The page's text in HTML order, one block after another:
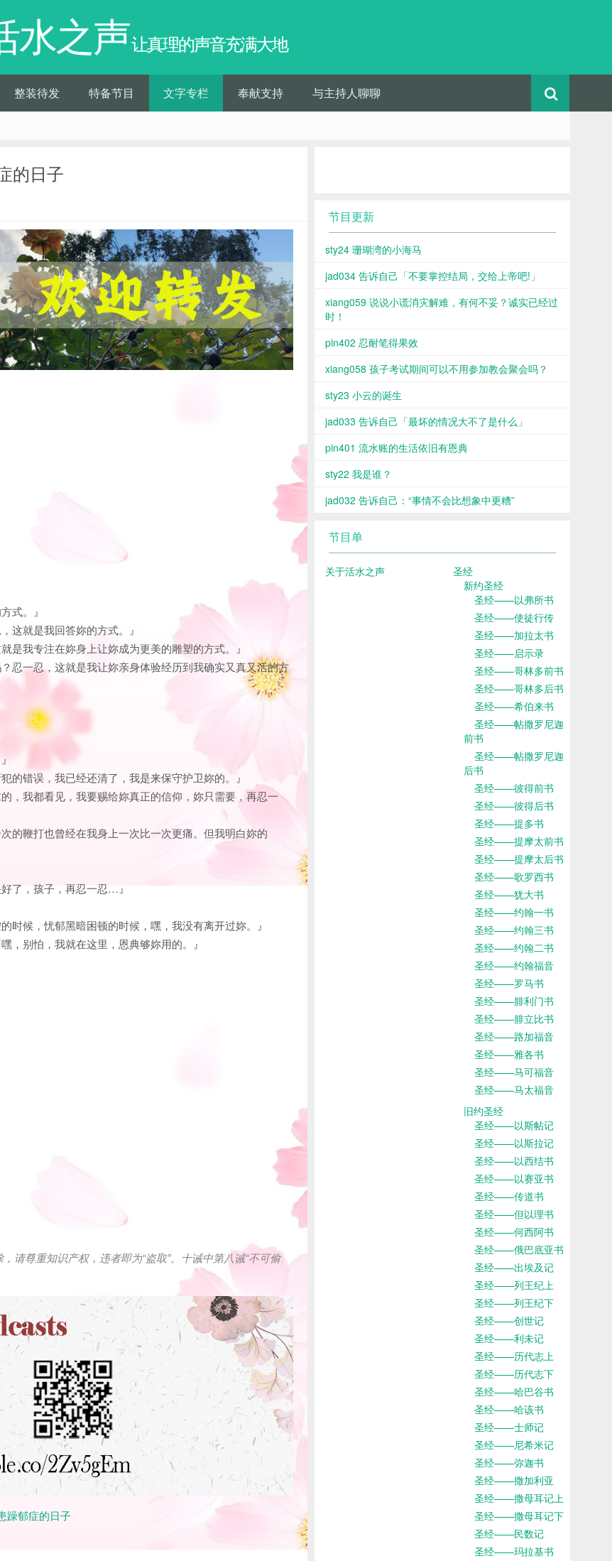
水之声让真理的声音充满大地
整装待发 特备节目 文字专栏 奉献支持 与主持人聊聊
的日子
式。』
这就是我回答妳的方式。』
是我专注在妳身上让妳成为更美的雕塑的方式。』
忍一忍，这就是我让妳亲身体验经历到我确实又真又活的方
错误，我已经还清了，我是来保守护卫妳的。』
，我都看见，我要赐给妳真正的信仰，妳只需要，再忍一
的鞭打也曾经在我身上一次比一次更痛。但我明白妳的
了，孩子，再忍一忍…』
时候，忧郁黑暗困顿的时候，嘿，我没有离开过妳。』
，别怕，我就在这里，恩典够妳用的。』
请尊重知识产权，违者即为“盗取”。十诫中第八诫“不可偷
躁郁症的日子
节目更新
sty24 珊瑚湾的小海马
jad034 告诉自己「不要掌控结局，交给上帝吧!」
xiang059 说说小谎消灾解难，有何不妥？诚实已经过
时！
pin402 忍耐笔得果效
xiang058 孩子考试期间可以不用参加教会聚会吗？
sty23 小云的诞生
jad033 告诉自己「最坏的情况大不了是什么」
pin401 流水账的生活依旧有恩典
sty22 我是谁？
jad032 告诉自己：“事情不会比想象中更糟”
节目单
关于活水之声
圣经
新约圣经
圣经——以弗所书
圣经——使徒行传
圣经——加拉太书
圣经——启示录
圣经——哥林多前书
圣经——哥林多后书
圣经——希伯来书
圣经——帖撒罗尼迦
前书
圣经——帖撒罗尼迦
后书
圣经——彼得前书
圣经——彼得后书
圣经——提多书
圣经——提摩太前书
圣经——提摩太后书
圣经——歌罗西书
圣经——犹大书
圣经——约翰一书
圣经——约翰三书
圣经——约翰二书
圣经——约翰福音
圣经——罗马书
圣经——腓利门书
圣经——腓立比书
圣经——路加福音
圣经——雅各书
圣经——马可福音
圣经——马太福音
旧约圣经
圣经——以斯帖记
圣经——以斯拉记
圣经——以西结书
圣经——以赛亚书
圣经——传道书
圣经——但以理书
圣经——何西阿书
圣经——俄巴底亚书
圣经——出埃及记
圣经——列王纪上
圣经——列王纪下
圣经——创世记
圣经——利未记
圣经——历代志上
圣经——历代志下
圣经——哈巴谷书
圣经——哈该书
圣经——士师记
圣经——尼希米记
圣经——弥迦书
圣经——撒加利亚
圣经——撒母耳记上
圣经——撒母耳记下
圣经——民数记
圣经——玛拉基书